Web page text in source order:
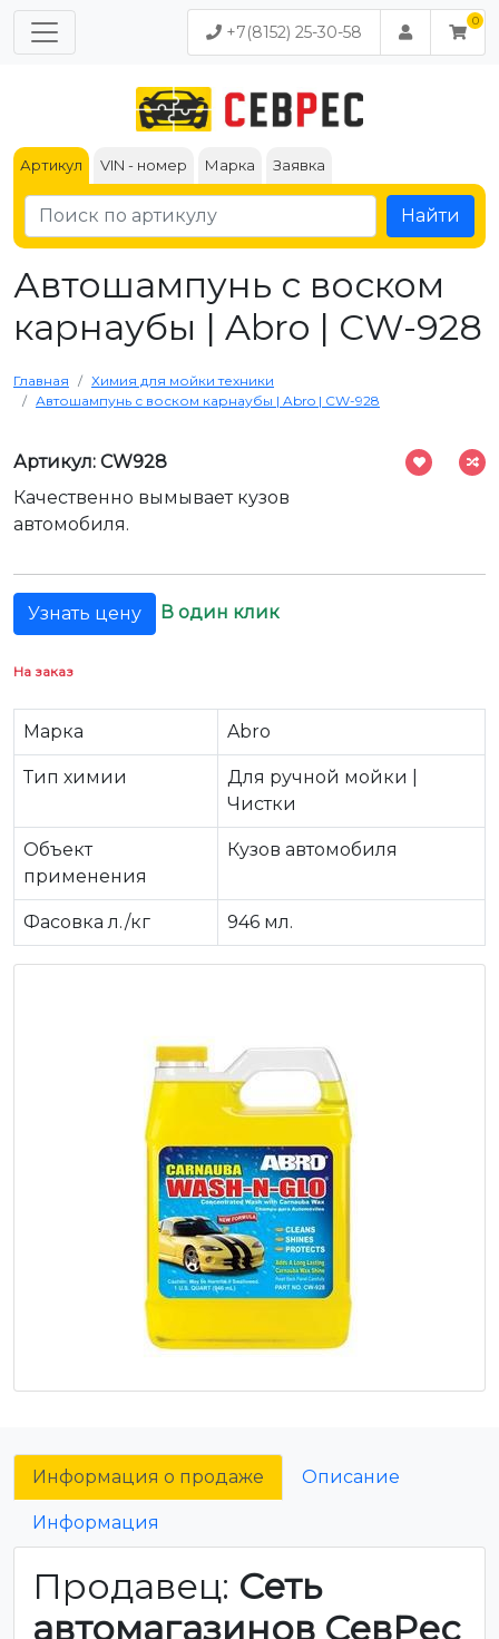
+7(8152) 25-30-58
Артикул VIN - номер Марка Заявка
Найти
Автошампунь с воском
карнаубы | Abro | CW-928
Главная
Химия для мойки техники
Автошампунь с воском карнаубы | Abro | CW-928
Артикул: CW928
Качественно вымывает кузов
автомобиля.
Узнать цену В один клик
На заказ
Марка Abro
Тип химии
Для ручной мойки |
Чистки
Объект
применения
Кузов автомобиля
Фасовка л./кг 946 мл.
Информация о продаже Описание
Информация
Продавец: Сеть
автомагазинов СевРес